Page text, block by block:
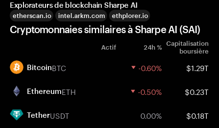
Explorateurs de blockchain Sharpe AI
etherscan.io intel.arkm.com ethplorer.io
Cryptomonnaies similaires à Sharpe AI (SAI)
Actif 24h % Capitalisation
boursière
BitcoinBTC -0.60% $1.29T
EthereumETH -0.50% $0.23T
TetherUSDT 0.00% $0.18T